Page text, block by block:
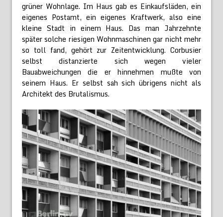
grüner Wohnlage. Im Haus gab es Einkaufsläden, ein
eigenes Postamt, ein eigenes Kraftwerk, also eine
kleine Stadt in einem Haus. Das man Jahrzehnte
später solche riesigen Wohnmaschinen gar nicht mehr
so toll fand, gehört zur Zeitentwicklung. Corbusier
selbst distanzierte sich wegen vieler
Bauabweichungen die er hinnehmen mußte von
seinem Haus. Er selbst sah sich übrigens nicht als
Architekt des Brutalismus.